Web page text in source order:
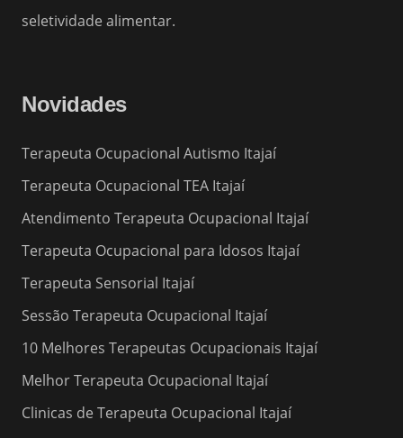
seletividade alimentar.
Novidades
Terapeuta Ocupacional Autismo Itajaí
Terapeuta Ocupacional TEA Itajaí
Atendimento Terapeuta Ocupacional Itajaí
Terapeuta Ocupacional para Idosos Itajaí
Terapeuta Sensorial Itajaí
Sessão Terapeuta Ocupacional Itajaí
10 Melhores Terapeutas Ocupacionais Itajaí
Melhor Terapeuta Ocupacional Itajaí
Clinicas de Terapeuta Ocupacional Itajaí